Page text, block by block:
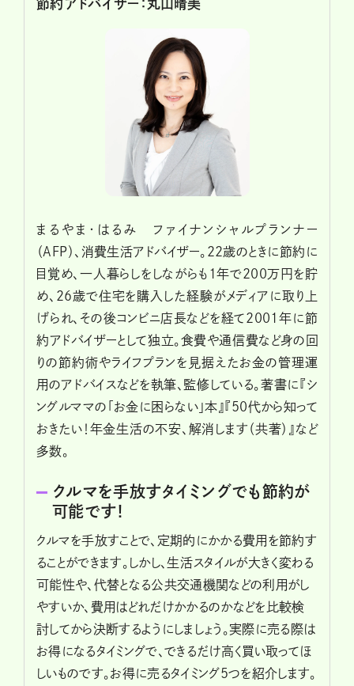
節約アドバイザー：丸山晴美
まるやま・はるみ ファイナンシャルプランナー
（AFP）、消費生活アドバイザー。22歳のときに節約に
目覚め、一人暮らしをしながらも1年で200万円を貯
め、26歳で住宅を購入した経験がメディアに取り上
げられ、その後コンビニ店長などを経て2001年に節
約アドバイザーとして独立。食費や通信費など身の回
りの節約術やライフプランを見据えたお金の管理運
用のアドバイスなどを執筆、監修している。著書に『シ
ングルママの「お金に困らない」本』『50代から知って
おきたい！年金生活の不安、解消します（共著）』など
多数。
クルマを手放すタイミングでも節約が
可能です！
クルマを手放すことで、定期的にかかる費用を節約す
ることができます。しかし、生活スタイルが大きく変わる
可能性や、代替となる公共交通機関などの利用がし
やすいか、費用はどれだけかかるのかなどを比較検
討してから決断するようにしましょう。実際に売る際は
お得になるタイミングで、できるだけ高く買い取ってほ
しいものです。お得に売るタイミング5つを紹介します。